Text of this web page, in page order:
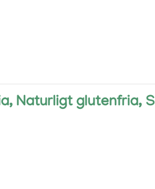
Naturligt glutenfria,